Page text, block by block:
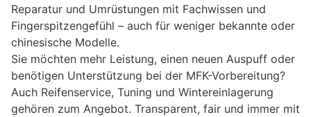
Reparatur und Umrüstungen mit Fachwissen und
Fingerspitzengefühl – auch für weniger bekannte oder
chinesische Modelle.
Sie möchten mehr Leistung, einen neuen Auspuff oder
benötigen Unterstützung bei der MFK-Vorbereitung?
Auch Reifenservice, Tuning und Wintereinlagerung
gehören zum Angebot. Transparent, fair und immer mit